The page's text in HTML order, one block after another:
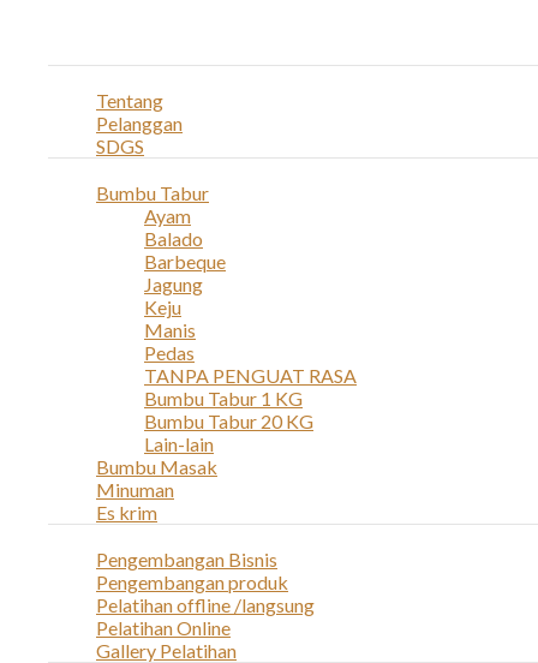
Tentang
Pelanggan
SDGS
Bumbu Tabur
Ayam
Balado
Barbeque
Jagung
Keju
Manis
Pedas
TANPA PENGUAT RASA
Bumbu Tabur 1 KG
Bumbu Tabur 20 KG
Lain-lain
Bumbu Masak
Minuman
Es krim
Pengembangan Bisnis
Pengembangan produk
Pelatihan offline /langsung
Pelatihan Online
Gallery Pelatihan